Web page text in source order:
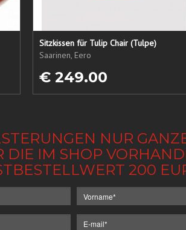
Sitzkissen für Tulip Chair (Tulpe)
Saarinen, Eero
€ 249.00
NUR
DIE IM SHOP
200